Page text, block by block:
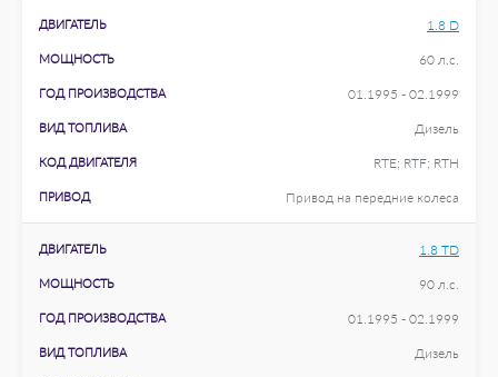
ДВИГАТЕЛЬ 1.8 D
МОЩНОСТЬ 60 л.с.
ГОД ПРОИЗВОДСТВА 01.1995 - 02.1999
ВИД ТОПЛИВА Дизель
КОД ДВИГАТЕЛЯ RTE; RTF; RTH
ПРИВОД Привод на передние колеса
ДВИГАТЕЛЬ 1.8 TD
МОЩНОСТЬ 90 л.с.
ГОД ПРОИЗВОДСТВА 01.1995 - 02.1999
ВИД ТОПЛИВА Дизель